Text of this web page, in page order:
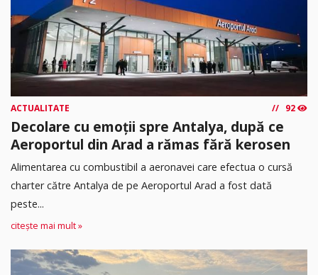
ACTUALITATE 92
Decolare cu emoții spre Antalya, după ce
Aeroportul din Arad a rămas fără kerosen
Alimentarea cu combustibil a aeronavei care efectua o cursă
charter către Antalya de pe Aeroportul Arad a fost dată
peste...
citește mai mult »